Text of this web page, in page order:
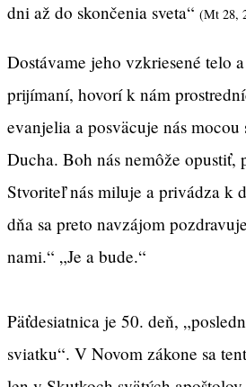
dni až do skončenia sveta“ (Mt 28,
Dostávame jeho vzkriesené telo
prijímaní, hovorí k nám
evanjelia a posväcuje nás mocou
Ducha. Boh nás nemôže opustiť,
Stvoriteľ nás miluje a privádza k
dňa sa preto navzájom
nami.“ „Je a bude.“
Päťdesiatnica je 50. deň,
sviatku“. V Novom zákone sa